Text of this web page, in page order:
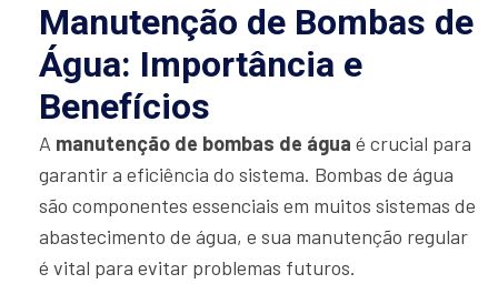
Manutenção de Bombas de
Água: Importância e
Benefícios
A manutenção de bombas de água é crucial para
garantir a eficiência do sistema. Bombas de água
são componentes essenciais em muitos sistemas de
abastecimento de água, e sua manutenção regular
é vital para evitar problemas futuros.